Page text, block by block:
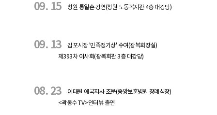
09. 15 창원 통일촌 강연(창원 노동복지관 4층 대강당)
09. 13
김포시장 '민족정기상' 수여(광복회장실)
제393차 이사회(광복회관 3층 대강당)
08. 23
이태원 애국지사 조문(중앙보훈병원 장례식장)
<곽동수 TV>인터뷰 출연